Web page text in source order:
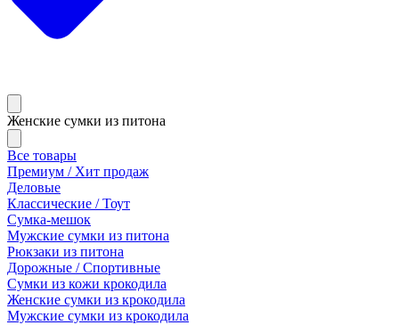
Женские сумки из питона
Все товары
Премиум / Хит продаж
Деловые
Классические / Тоут
Сумка-мешок
Мужские сумки из питона
Рюкзаки из питона
Дорожные / Спортивные
Сумки из кожи крокодила
Женские сумки из крокодила
Мужские сумки из крокодила